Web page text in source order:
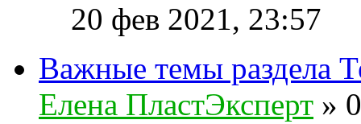
20 фев 2021, 23:57
Важные темы раздела
Елена ПластЭксперт »